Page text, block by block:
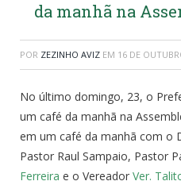
da manhã na
POR ZEZINHO AVIZ EM 16 DE
No último domingo, 23, o
um café da manhã na
em um café da manhã com o
Pastor Raul Sampaio, Pastor
Ferreira e o Vereador Ver.